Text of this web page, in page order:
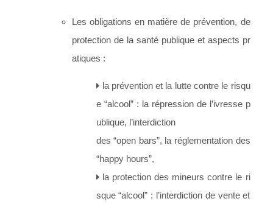
Les obligations en matière de prévention, de
protection de la santé publique et aspects pr
atiques :
la prévention et la lutte contre le risqu
e “alcool” : la répression de l’ivresse p
ublique, l’interdiction
des “open bars”, la réglementation des
“happy hours”,
la protection des mineurs contre le ri
sque “alcool” : l’interdiction de vente et